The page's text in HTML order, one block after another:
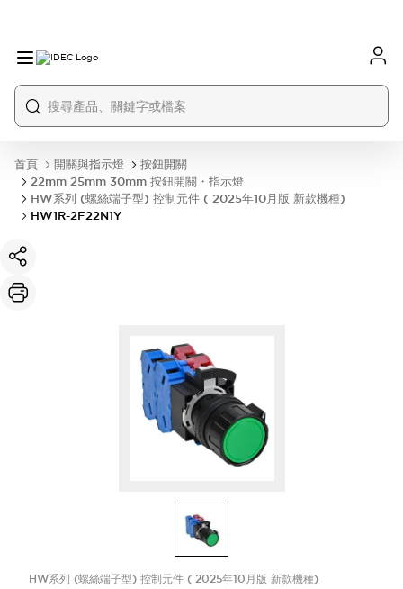
首頁 開關與指示燈
按鈕開關
22mm 25mm 30mm 按鈕開關・指示燈
HW系列 (螺絲端子型) 控制元件 ( 2025年10月版 新款機種)
HW1R-2F22N1Y
HW系列 (螺絲端子型) 控制元件 ( 2025年10月版 新款機種)